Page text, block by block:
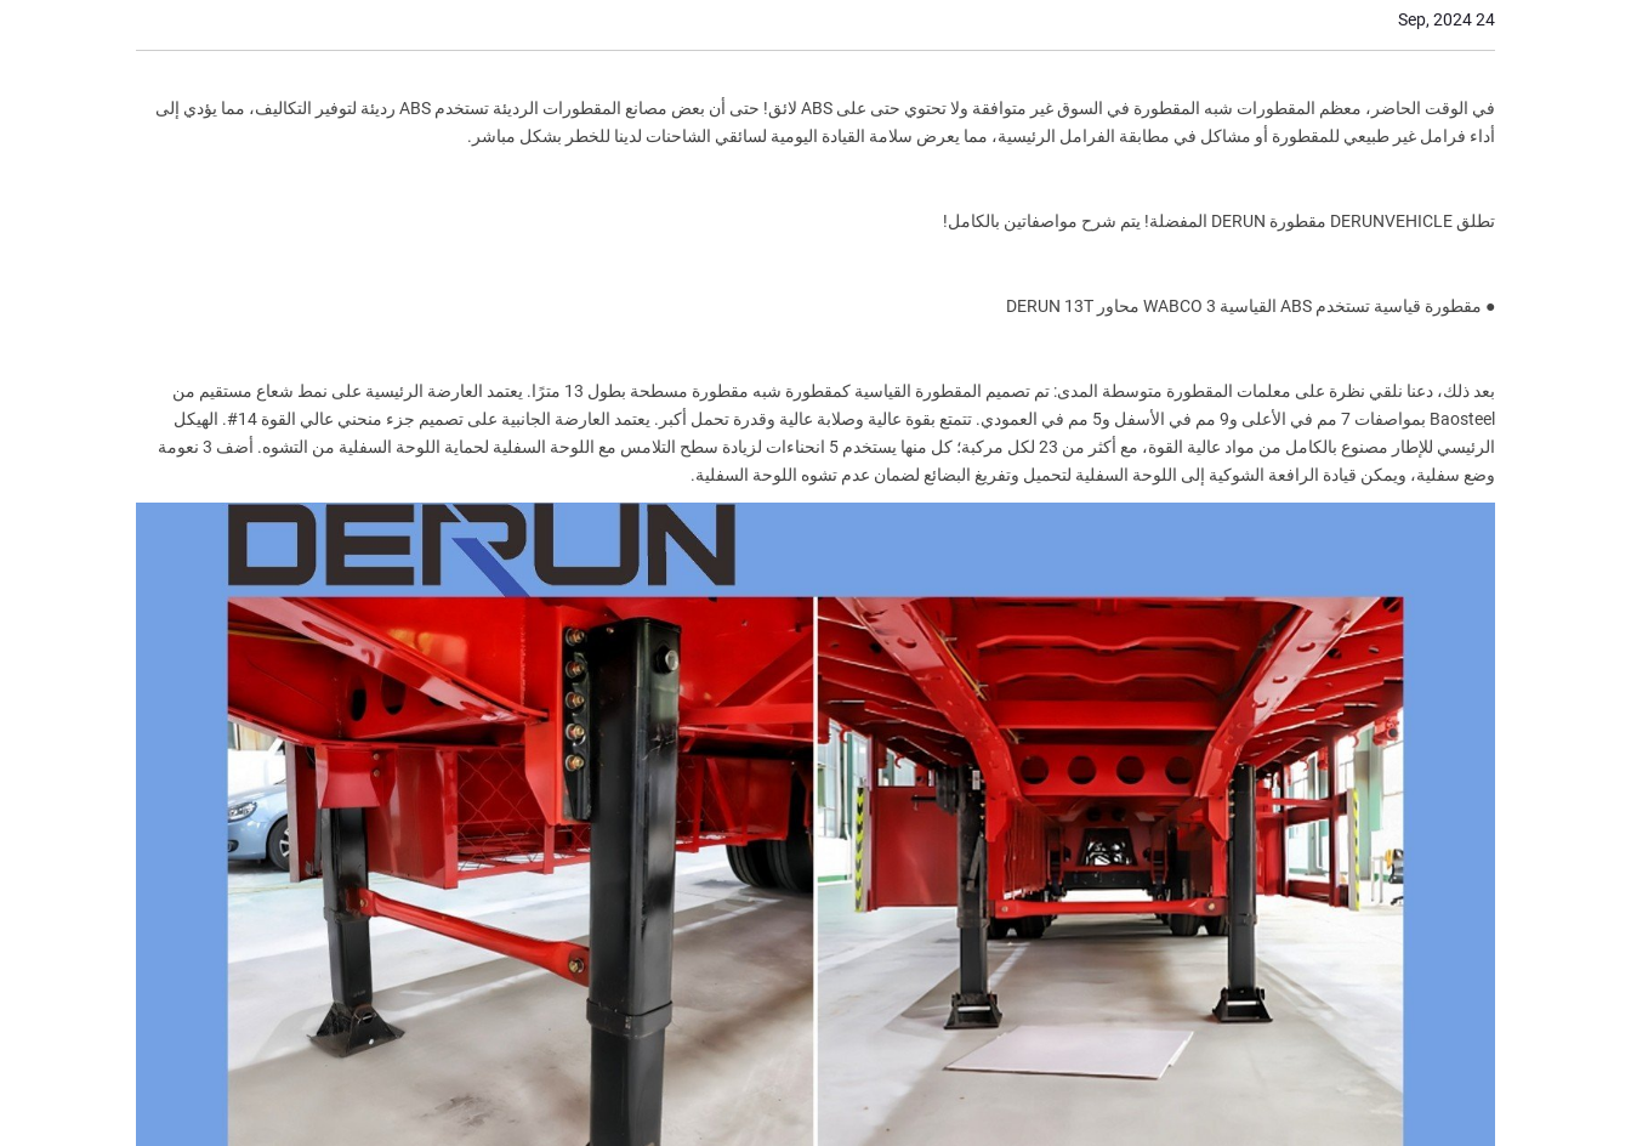
24 Sep, 2024
في الوقت الحاضر، معظم المقطورات شبه المقطورة في السوق غير متوافقة ولا تحتوي حتى على ABS لائق! حتى أن بعض مصانع المقطورات الرديئة تستخدم ABS رديئة لتوفير التكاليف، مما يؤدي إلى
أداء فرامل غير طبيعي للمقطورة أو مشاكل في مطابقة الفرامل الرئيسية، مما يعرض سلامة القيادة اليومية لسائقي الشاحنات لدينا للخطر بشكل مباشر.
تطلق DERUNVEHICLE مقطورة DERUN المفضلة! يتم شرح مواصفاتين بالكامل!
● مقطورة قياسية تستخدم ABS القياسية WABCO 3 محاور DERUN 13T
بعد ذلك، دعنا نلقي نظرة على معلمات المقطورة متوسطة المدى: تم تصميم المقطورة القياسية كمقطورة شبه مقطورة مسطحة بطول 13 مترًا. يعتمد العارضة الرئيسية على نمط شعاع مستقيم من
Baosteel بمواصفات 7 مم في الأعلى و9 مم في الأسفل و5 مم في العمودي. تتمتع بقوة عالية وصلابة عالية وقدرة تحمل أكبر. يعتمد العارضة الجانبية على تصميم جزء منحني عالي القوة 14#. الهيكل
الرئيسي للإطار مصنوع بالكامل من مواد عالية القوة، مع أكثر من 23 لكل مركبة؛ كل منها يستخدم 5 انحناءات لزيادة سطح التلامس مع اللوحة السفلية لحماية اللوحة السفلية من التشوه. أضف 3 نعومة
وضع سفلية، ويمكن قيادة الرافعة الشوكية إلى اللوحة السفلية لتحميل وتفريغ البضائع لضمان عدم تشوه اللوحة السفلية.